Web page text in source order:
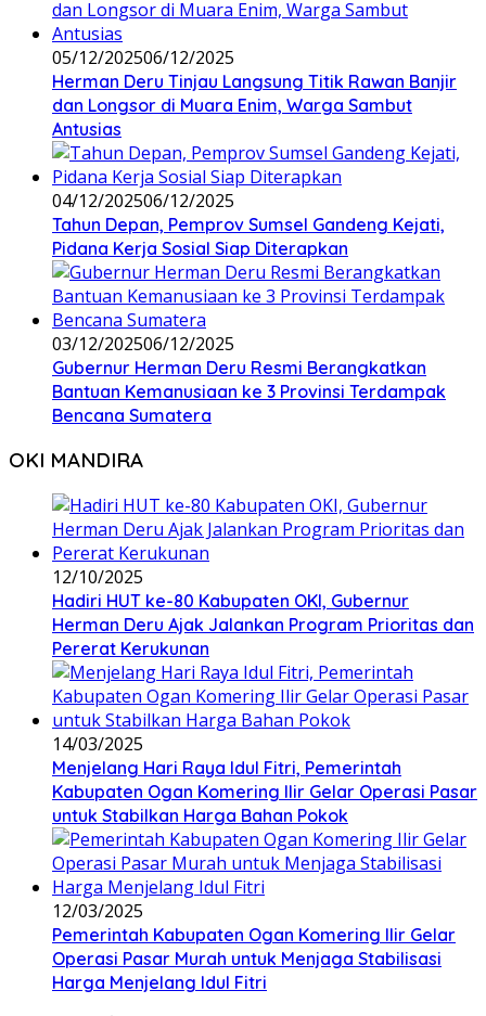
05/12/202506/12/2025
Herman Deru Tinjau Langsung Titik Rawan Banjir
dan Longsor di Muara Enim, Warga Sambut
Antusias
04/12/202506/12/2025
Tahun Depan, Pemprov Sumsel Gandeng Kejati,
Pidana Kerja Sosial Siap Diterapkan
03/12/202506/12/2025
Gubernur Herman Deru Resmi Berangkatkan
Bantuan Kemanusiaan ke 3 Provinsi Terdampak
Bencana Sumatera
OKI MANDIRA
12/10/2025
Hadiri HUT ke-80 Kabupaten OKI, Gubernur
Herman Deru Ajak Jalankan Program Prioritas dan
Pererat Kerukunan
14/03/2025
Menjelang Hari Raya Idul Fitri, Pemerintah
Kabupaten Ogan Komering Ilir Gelar Operasi Pasar
untuk Stabilkan Harga Bahan Pokok
12/03/2025
Pemerintah Kabupaten Ogan Komering Ilir Gelar
Operasi Pasar Murah untuk Menjaga Stabilisasi
Harga Menjelang Idul Fitri